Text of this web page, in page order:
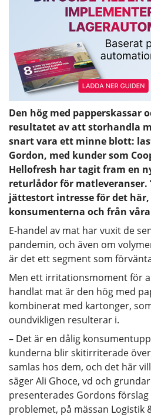
Den hög med papperskassar
resultatet av att storhandla
snart vara ett minne blott:
Gordon, med kunder som
Hellofresh har tagit fram en
returlådor för matleveranser.
jättestort intresse för det här,
konsumenterna och från
E-handel av mat har vuxit de
pandemin, och även om
är det ett segment som
Men ett irritationsmoment för
handlat mat är den hög med
kombinerat med kartonger,
oundvikligen resulterar i.
– Det är en dålig
kunderna blir skitirriterade
samlas hos dem, och det här
säger Ali Ghoce, vd och
presenterades Gordons
problemet, på mässan Logistik